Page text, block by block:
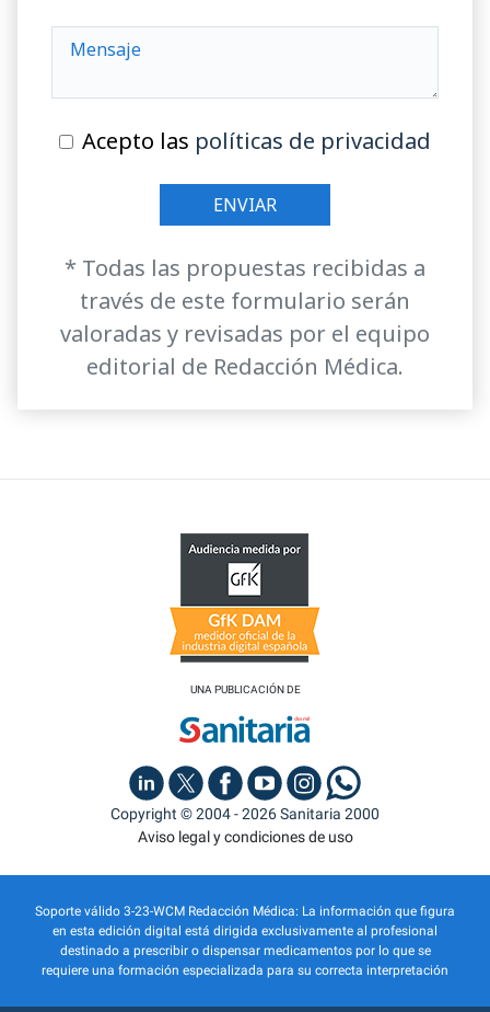
Acepto las políticas de privacidad
* Todas las propuestas recibidas a
través de este formulario serán
valoradas y revisadas por el equipo
editorial de Redacción Médica.
UNA PUBLICACIÓN DE
Copyright © 2004 - 2026 Sanitaria 2000
Aviso legal y condiciones de uso
Soporte válido 3-23-WCM Redacción Médica: La información que figura
en esta edición digital está dirigida exclusivamente al profesional
destinado a prescribir o dispensar medicamentos por lo que se
requiere una formación especializada para su correcta interpretación